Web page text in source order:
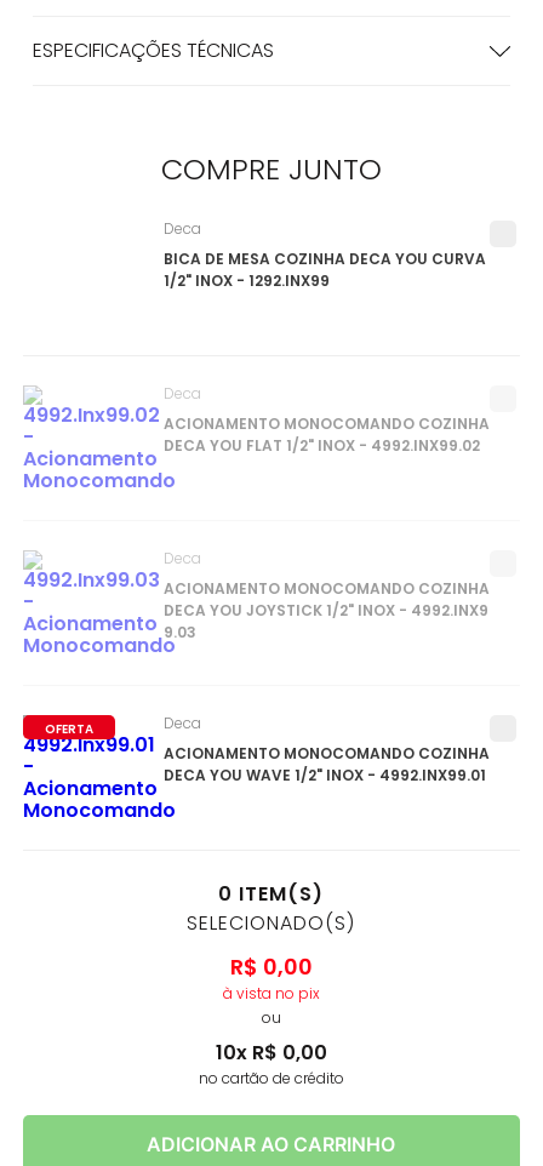
ESPECIFICAÇÕES TÉCNICAS
COMPRE JUNTO
BICA DE MESA COZINHA DECA YOU CURVA
1/2" INOX - 1292.INX99
Deca
ACIONAMENTO MONOCOMANDO COZINHA
ACIONAMENTO MONOCOMANDO COZINHA
DECA YOU JOYSTICK 1/2" INOX - 4992.INX9
9.03
OFERTA
ACIONAMENTO MONOCOMANDO COZINHA
0ITEM(S)
SELECIONADO(S)
R$0,00
à vista no pix
10xR$0,00